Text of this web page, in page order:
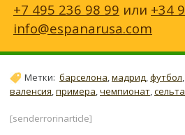
+7 495 236 98 99 или +34
info@espanarusa.com
Метки: барселона,мадрид,футбол,
валенсия,примера,чемпионат,сельта
[senderrorinarticle]